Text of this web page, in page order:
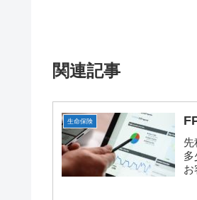
関連記事
生命保険
先
多
お